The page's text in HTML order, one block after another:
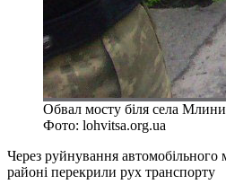
Обвал мосту біля села Млини
Фото: lohvitsa.org.ua
Через руйнування
районі перекрили рух транспорту